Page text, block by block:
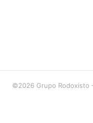
©2026 Grupo Rodoxisto